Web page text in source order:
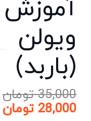
آموزش
ویولن
(باربد)
35,000 تومان
قیمت
28,000 تومان